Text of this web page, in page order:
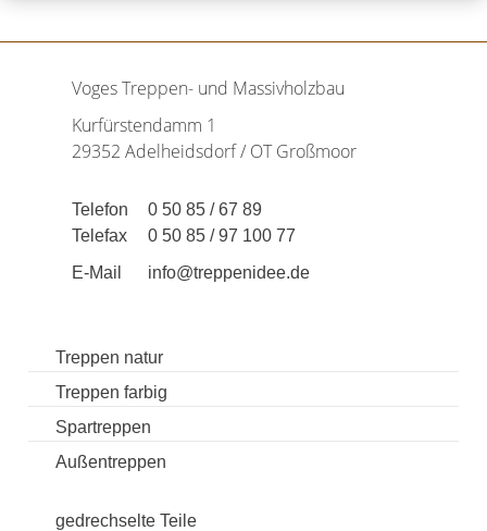
Voges Treppen- und Massivholzbau
Kurfürstendamm 1
29352 Adelheidsdorf / OT Großmoor
Telefon
0 50 85 / 67 89
Telefax
0 50 85 / 97 100 77
E-Mail
info@treppenidee.de
Treppen natur
Treppen farbig
Spartreppen
Außentreppen
gedrechselte Teile